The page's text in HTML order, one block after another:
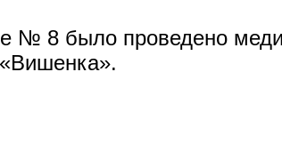
№ 8 было проведено